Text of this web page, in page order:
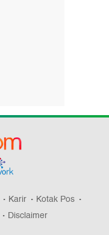
Karir
Kotak Pos
Disclaimer